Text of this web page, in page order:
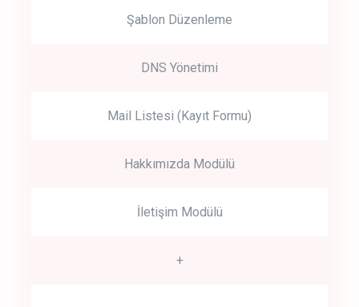
Şablon Düzenleme
DNS Yönetimi
Mail Listesi (Kayıt Formu)
Hakkımızda Modülü
İletişim Modülü
+